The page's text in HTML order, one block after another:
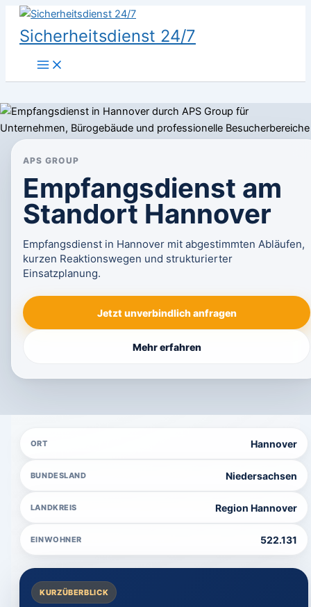
Zum
Inhalt
springen
Sicherheitsdienst 24/7
APS GROUP
Empfangsdienst am
Standort Hannover
Empfangsdienst in Hannover mit abgestimmten Abläufen,
kurzen Reaktionswegen und strukturierter
Einsatzplanung.
Jetzt unverbindlich anfragen
Mehr erfahren
ORT Hannover
BUNDESLAND Niedersachsen
LANDKREIS Region Hannover
EINWOHNER 522.131
KURZÜBERBLICK